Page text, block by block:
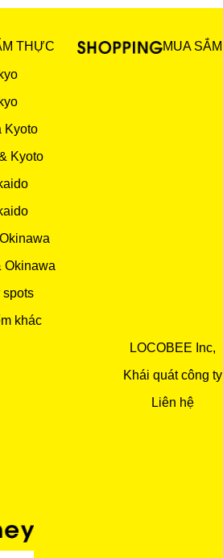
THỰC
Kyoto
Kyoto
Okinawa
spots
khác
MUA SẮM
LOCOBEE Inc,
Khái quát công ty
Liên hệ